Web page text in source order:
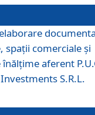
spaţii comerciale şi
aferent
S.R.L.